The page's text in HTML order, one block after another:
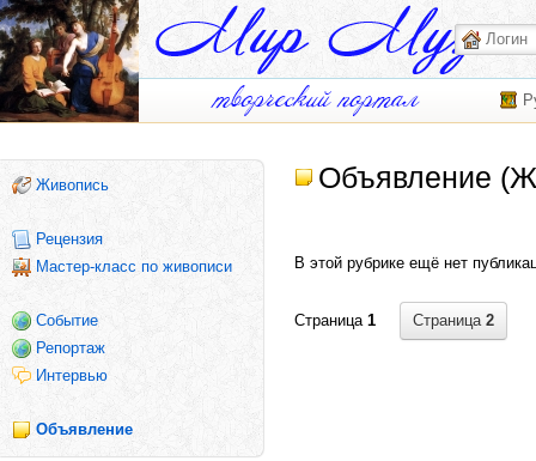
Живопись
Рецензия
Мастер-класс по живописи
Событие
Репортаж
Интервью
Объявление
Объявление
В этой рубрике ещё нет
Страница 1 Страница 2